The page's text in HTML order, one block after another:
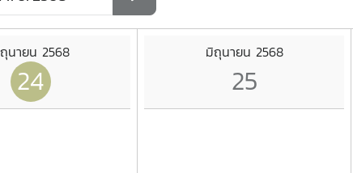
นายน 2568
24
มิถุนายน 2568
25